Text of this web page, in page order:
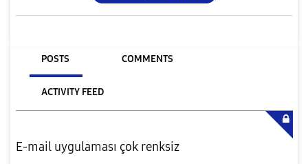
POSTS COMMENTS
ACTIVITY FEED
E-mail uygulaması çok renksiz